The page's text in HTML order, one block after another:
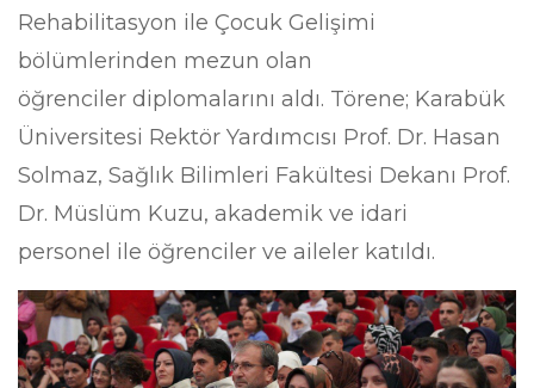
Rehabilitasyon ile Çocuk Gelişimi
bölümlerinden mezun olan
öğrenciler diplomalarını aldı. Törene; Karabük
Üniversitesi Rektör Yardımcısı Prof. Dr. Hasan
Solmaz, Sağlık Bilimleri Fakültesi Dekanı Prof.
Dr. Müslüm Kuzu, akademik ve idari
personel ile öğrenciler ve aileler katıldı.